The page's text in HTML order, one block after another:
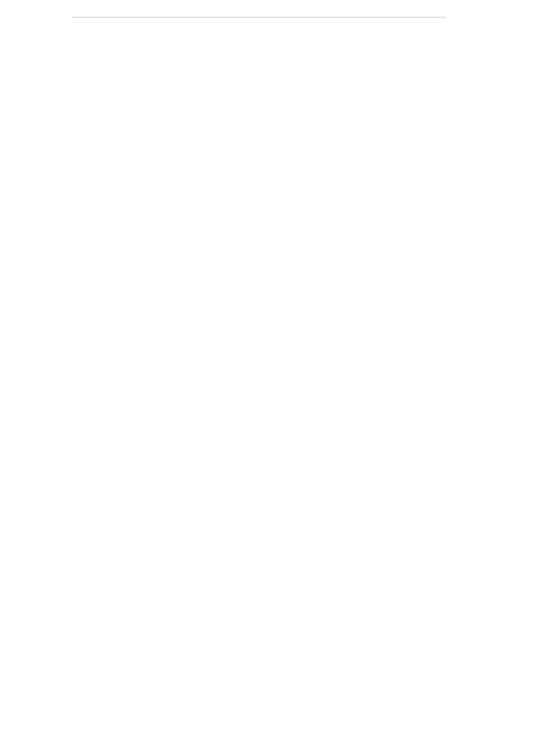
10 años garantía - Anti polvo